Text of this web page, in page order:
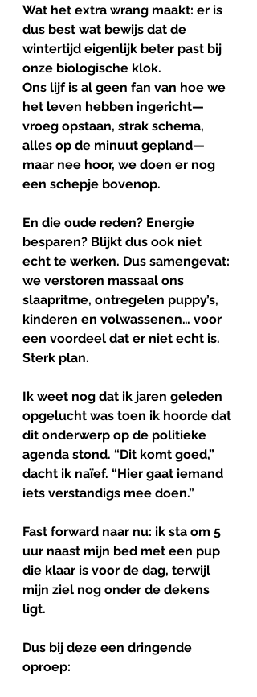
Wat het extra wrang maakt: er is
dus best wat bewijs dat de
wintertijd eigenlijk beter past bij
onze biologische klok.
Ons lijf is al geen fan van hoe we
het leven hebben ingericht—
vroeg opstaan, strak schema,
alles op de minuut gepland—
maar nee hoor, we doen er nog
een schepje bovenop.
En die oude reden? Energie
besparen? Blijkt dus ook niet
echt te werken. Dus samengevat:
we verstoren massaal ons
slaapritme, ontregelen puppy’s,
kinderen en volwassenen… voor
een voordeel dat er niet echt is.
Sterk plan.
Ik weet nog dat ik jaren geleden
opgelucht was toen ik hoorde dat
dit onderwerp op de politieke
agenda stond. “Dit komt goed,”
dacht ik naïef. “Hier gaat iemand
iets verstandigs mee doen.”
Fast forward naar nu: ik sta om 5
uur naast mijn bed met een pup
die klaar is voor de dag, terwijl
mijn ziel nog onder de dekens
ligt.
Dus bij deze een dringende
oproep: